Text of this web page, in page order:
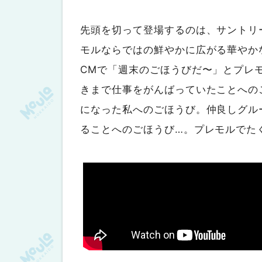
先頭を切って登場するのは、サント
モルならではの鮮やかに広がる華や
CMで「週末のごほうびだ〜」とプレ
きまで仕事をがんばっていたことへ
になった私へのごほうび。仲良しグ
ることへのごほうび…。プレモルで